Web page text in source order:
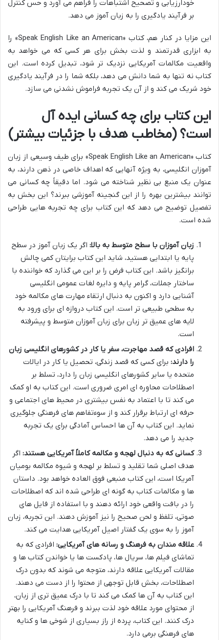
خودارزیابی و تصحیح اشتباهات را فراهم می آورد و حس کنترل
بر فرآیند یادگیری را به زبان آموز می دهد.
این مزایا در کنار هم، کتاب «Speak English Like an American» را
به ابزاری قدرتمند و لذت بخش برای هر کسی که می خواهد به
واقعیت مکالمات آمریکایی نزدیک تر شود، تبدیل کرده است. این
کتاب نه تنها به شما دانش می دهد، بلکه شما را در فرآیند یادگیری
خود شریک می کند و از آن یک تجربه فراموش نشدنی می سازد.
این کتاب برای چه کسانی ایده آل
است؟ (مخاطب هدف با جزئیات بیشتر)
کتاب «Speak English Like an American» برای طیف وسیعی از زبان
آموزان انگلیسی، به ویژه آنهایی که اهداف خاصی در ذهن دارند، به
عنوان یک منبع بی نظیر شناخته می شود. اما دقیقاً چه کسانی می
توانند بیشترین بهره را از این گنجینه آموزشی ببرند؟ این بخش به
تفصیل توضیح می دهد که این کتاب برای چه تجربه هایی طراحی
شده است.
زبان آموزان با سطح متوسط به بالا: اگر یک زبان آموز در سطح
پایه یا ابتدایی هستید، شاید این کتاب برایتان کمی چالش
برانگیز باشد. این کتاب فرض را بر این می گذارد که خواننده با
ساختار جملات، گرامر پایه و دایره لغات عمومی انگلیسی
آشنایی دارد و اکنون به دنبال ارتقاء مهارت های مکالمه خود
به سطحی طبیعی تر است. این کتاب دروازه ای برای ورود به
لایه های عمیق تر زبان برای زبان آموزان متوسط و پیشرفته
است.
افرادی که قصد مهاجرت، سفر یا کار در کشورهای انگلیسی زبان
را دارند: برای کسی که قصد زندگی، تحصیل یا کار در ایالات
متحده یا سایر کشورهای انگلیسی زبان را دارد، تسلط بر
اصطلاحات محاوره ای امری ضروری است. این کتاب به او کمک
می کند تا با اعتماد به نفس بیشتری در محیط های اجتماعی و
حرفه ای ارتباط برقرار کند و از سوءتفاهم های فرهنگی جلوگیری
نماید. این کتاب به آن ها احساس آمادگی برای یک تجربه
جدید را می دهد.
کسانی که به دنبال لهجه و مکالمه کاملاً آمریکایی هستند: اگر
هدف اصلی شما تقلید و تسلط بر لهجه و شیوه مکالمه بومیان
آمریکا است، این کتاب منبعی فوق العاده خواهد بود. داستان
ها و مکالمات کتاب به گونه ای طراحی شده اند که اصطلاحات
را در بافت واقعی خود ارائه دهند و با استفاده از فایل های
صوتی، تلفظ و لحن صحیح را نیز آموزش دهند. این تجربه، زبان
آموز را به سوی یک گفتار اصیل آمریکایی هدایت می کند.
علاقه مندان به فرهنگ و رسانه های آمریکایی: افرادی که به
تماشای فیلم ها، سریال ها، پادکست ها یا خواندن کتاب ها و
مقالات آمریکایی علاقه دارند، متوجه می شوند که بدون درک
اصطلاحات، بخش قابل توجهی از محتوا را از دست می دهند.
این کتاب به آن ها کمک می کند تا با درک عمیق تری از زبان،
از محتوای مورد علاقه خود لذت ببرند و فرهنگ آمریکایی را بهتر
درک کنند. این کتاب، پرده از راز بسیاری از شوخی ها و کنایه
های فرهنگی برمی دارد.